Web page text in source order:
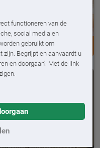
functioneren van de
social media en
gebruikt om
zijn. Begrijpt en aanvaardt u
en doorgaan'. Met de link